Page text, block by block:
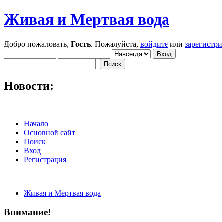
Живая и Мертвая вода
Добро пожаловать, Гость. Пожалуйста, войдите или
Новости:
Начало
Основной сайт
Поиск
Вход
Регистрация
Живая и Мертвая вода
Внимание!